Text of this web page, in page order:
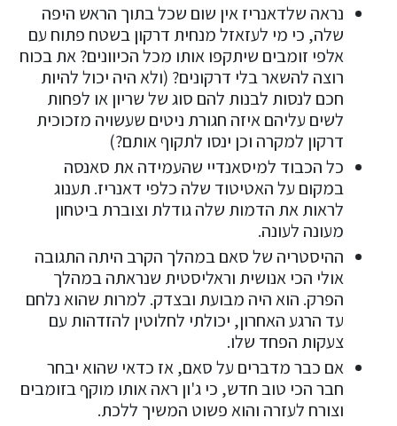
נראה שלדאנריז אין שום שכל בתוך הראש היפה
שלה, כי מי לעזאזל מנחית דרקון בשטח פתוח עם
אלפי זומבים שיתקפו אותו מכל הכיוונים? את בכוח
רוצה להשאר בלי דרקונים? (ולא היה יכול להיות
חכם לנסות לבנות להם סוג של שריון או לפחות
לשים עליהם איזה חגורת ניטים שעשויה מזכוכית
דרקון למקרה וכן ינסו לתקוף אותם?)
כל הכבוד למיסאנדיי שהעמידה את סאנסה
במקום על האטיטוד שלה כלפי דאנריז. תענוג
לראות את הדמות שלה גודלת וצוברת ביטחון
מעונה לעונה.
ההיסטריה של סאם במהלך הקרב היתה התגובה
אולי הכי אנושית וראליסטית שנראתה במהלך
הפרק. הוא היה מבועת ובצדק. למרות שהוא נלחם
עד הרגע האחרון, יכולתי לחלוטין להזדהות עם
צעקות הפחד שלו.
אם כבר מדברים על סאם, אז כדאי שהוא יבחר
חבר הכי טוב חדש, כי ג'ון ראה אותו מוקף בזומבים
וצורח לעזרה והוא פשוט המשיך ללכת.